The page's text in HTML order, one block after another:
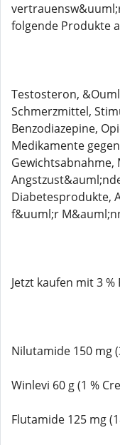
folgende Produkte
Testosteron,
Schmerzmittel,
Benzodiazepine,
Medikamente
Gewichtsabnahme,
Diabetesprodukte,
f&uuml;r
Jetzt kaufen mit 3 %
Nilutamide 150 mg
Winlevi 60 g (1 %
Flutamide 125 mg